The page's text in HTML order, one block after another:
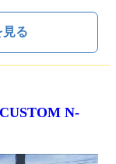
見る
N-